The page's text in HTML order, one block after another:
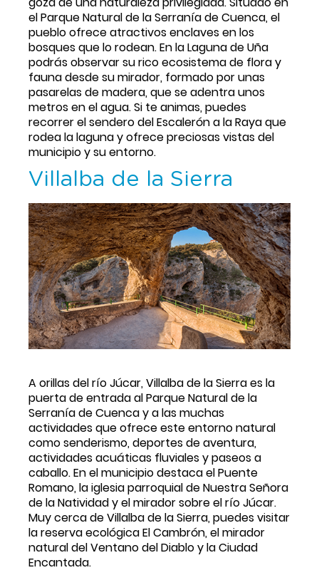
el Parque Natural de la Serranía de Cuenca, el
pueblo ofrece atractivos enclaves en los
bosques que lo rodean. En la Laguna de Uña
podrás observar su rico ecosistema de flora y
fauna desde su mirador, formado por unas
pasarelas de madera, que se adentra unos
metros en el agua. Si te animas, puedes
recorrer el sendero del Escalerón a la Raya que
rodea la laguna y ofrece preciosas vistas del
municipio y su entorno.
Villalba de la Sierra
A orillas del río Júcar, Villalba de la Sierra es la
puerta de entrada al Parque Natural de la
Serranía de Cuenca y a las muchas
actividades que ofrece este entorno natural
como senderismo, deportes de aventura,
actividades acuáticas fluviales y paseos a
caballo. En el municipio destaca el Puente
Romano, la iglesia parroquial de Nuestra Señora
de la Natividad y el mirador sobre el río Júcar.
Muy cerca de Villalba de la Sierra, puedes visitar
la reserva ecológica El Cambrón, el mirador
natural del Ventano del Diablo y la Ciudad
Encantada.